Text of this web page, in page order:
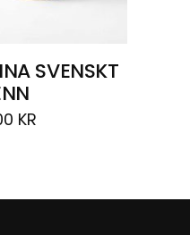
SVENSKT
KR